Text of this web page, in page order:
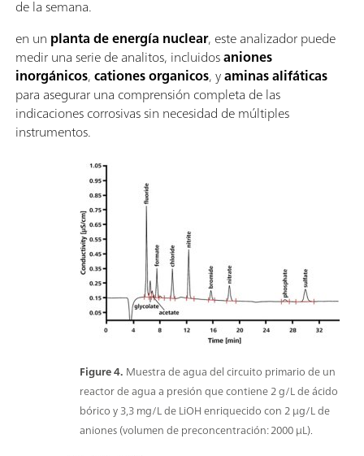
de la semana.
en un planta de energía nuclear, este analizador puede
medir una serie de analitos, incluidosaniones
inorgánicos,cationes organicos, yaminas alifáticas
para asegurar una comprensión completa de las
indicaciones corrosivas sin necesidad de múltiples
instrumentos.
Figure 4. Muestra de agua del circuito primario de un
reactor de agua a presión que contiene 2 g/L de ácido
bórico y 3,3 mg/L de LiOH enriquecido con 2 μg/L de
aniones (volumen de preconcentración: 2000 μL).